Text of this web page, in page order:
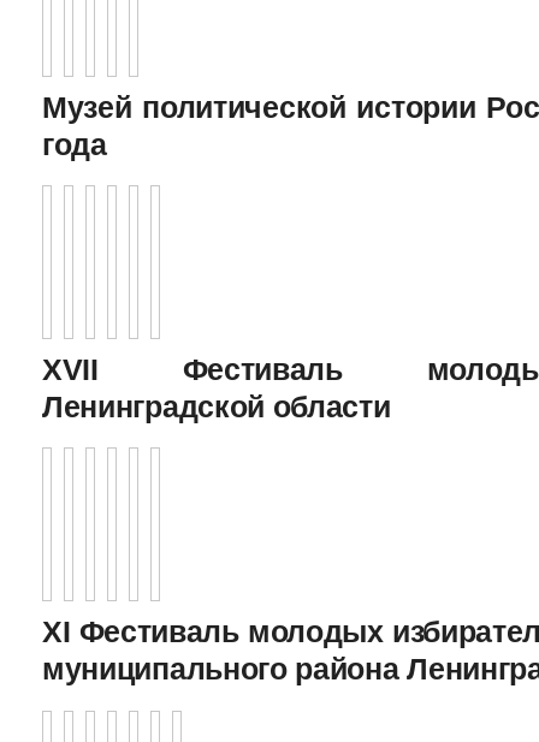
Музей политической истории
года
XVII Фестиваль
Ленинградской области
XI Фестиваль молодых
муниципального района